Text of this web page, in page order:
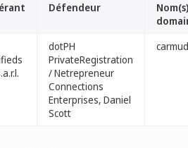
Défendeur
dotPH
PrivateRegistration
/ Netrepreneur
Connections
Enterprises, Daniel
Scott